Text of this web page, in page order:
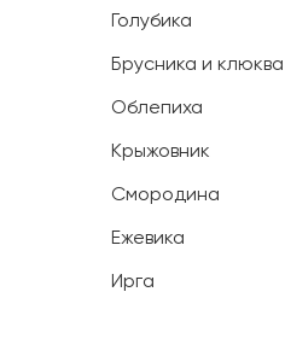
Голубика
Брусника и клюква
Облепиха
Крыжовник
Смородина
Ежевика
Ирга